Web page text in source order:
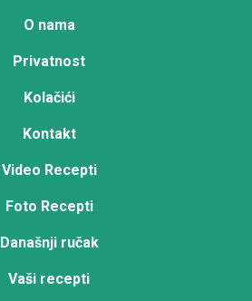
O nama
Privatnost
Kolačići
Kontakt
Video Recepti
Foto Recepti
Današnji ručak
Vaši recepti